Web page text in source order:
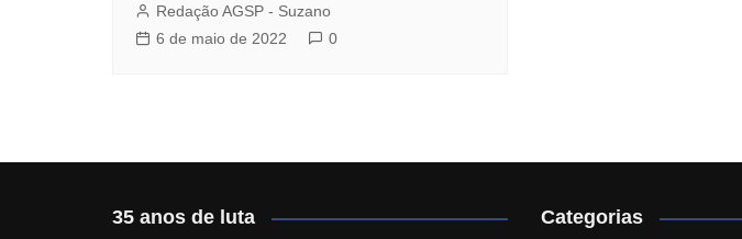
Óticas Carol
Redação AGSP - Suzano
6 de maio de 2022
0
35 anos de luta Categorias